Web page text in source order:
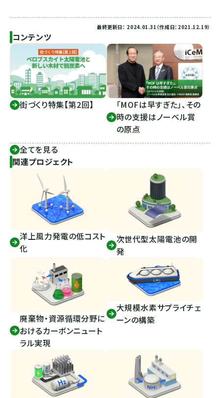
最終更新日： 2024.01.31（作成日：2021.12.19）
コンテンツ
街づくり特集【第2回】
「MOFは早すぎた」、その
時の支援はノーベル賞
の原点
全てを見る
関連プロジェクト
洋上風力発電の低コスト
化
次世代型太陽電池の開
発
廃棄物・資源循環分野に
おけるカーボンニュート
ラル実現
大規模水素サプライチェ
ーンの構築